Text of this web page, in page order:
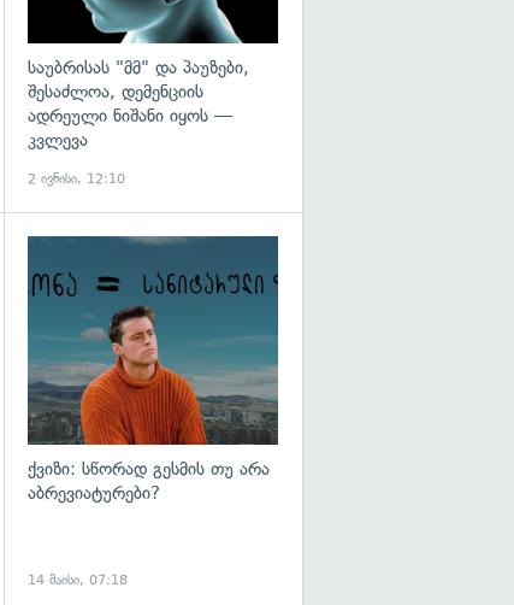
საუბრისას "მმ" და პაუზები,
შესაძლოა, დემენციის
ადრეული ნიშანი იყოს —
კვლევა
2 ივნისი, 12:10
ქვიზი: სწორად გესმის თუ არა
აბრევიატურები?
14 მაისი, 07:18